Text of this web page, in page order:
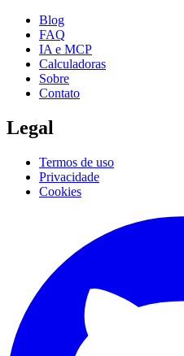
Blog
FAQ
IA e MCP
Calculadoras
Sobre
Contato
Legal
Termos de uso
Privacidade
Cookies